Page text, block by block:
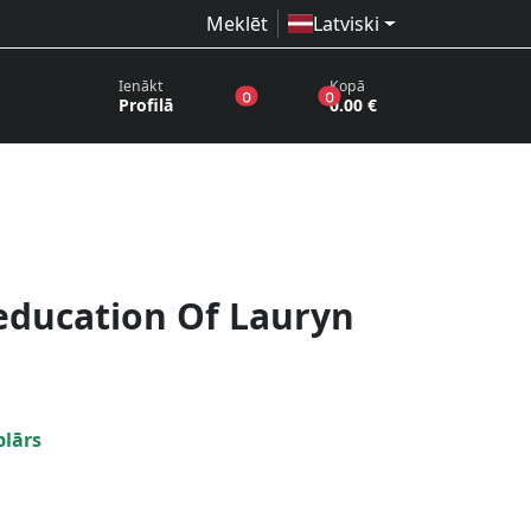
Meklēt Latviski
Ienākt
Profilā 0produkti vēlmju sarakstā
0produkti grozā
Kopā
0.00 €
Of Lauryn